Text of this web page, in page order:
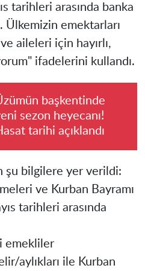
tarihleri arasında banka
Ülkemizin emektarları
aileleri için hayırlı,
ifadelerini kullandı.
başkentinde
sezon heyecanı!
tarihi açıklandı
şu bilgilere yer verildi:
ve Kurban Bayramı
tarihleri arasında
emekliler
aylıkları ile Kurban